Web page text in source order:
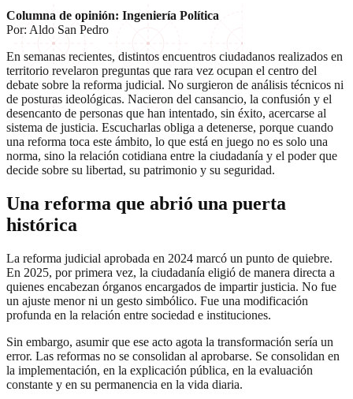
Columna de opinión: Ingeniería Política
Por: Aldo San Pedro
En semanas recientes, distintos encuentros ciudadanos realizados en
territorio revelaron preguntas que rara vez ocupan el centro del
debate sobre la reforma judicial. No surgieron de análisis técnicos ni
de posturas ideológicas. Nacieron del cansancio, la confusión y el
desencanto de personas que han intentado, sin éxito, acercarse al
sistema de justicia. Escucharlas obliga a detenerse, porque cuando
una reforma toca este ámbito, lo que está en juego no es solo una
norma, sino la relación cotidiana entre la ciudadanía y el poder que
decide sobre su libertad, su patrimonio y su seguridad.
Una reforma que abrió una puerta
histórica
La reforma judicial aprobada en 2024 marcó un punto de quiebre.
En 2025, por primera vez, la ciudadanía eligió de manera directa a
quienes encabezan órganos encargados de impartir justicia. No fue
un ajuste menor ni un gesto simbólico. Fue una modificación
profunda en la relación entre sociedad e instituciones.
Sin embargo, asumir que ese acto agota la transformación sería un
error. Las reformas no se consolidan al aprobarse. Se consolidan en
la implementación, en la explicación pública, en la evaluación
constante y en su permanencia en la vida diaria.